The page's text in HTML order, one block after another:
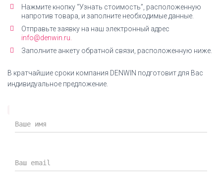
СКАЧАТЬ СЕРТИФИКАТ
Инструкция по сборке
Кресло офисное Everprof Bond TM Экокожа
Дилерский сертификат компании DENWIN на
Нажмите кнопку “Узнать стоимость”, расположенную
напротив товара, и заполните необходимые данные.
Отправьте заявку на наш электронный адрес
info@denwin.ru.
Заполните анкету обратной связи, расположенную ниже.
В кратчайшие сроки компания DENWIN подготовит для Вас
индивидуальное предложение.